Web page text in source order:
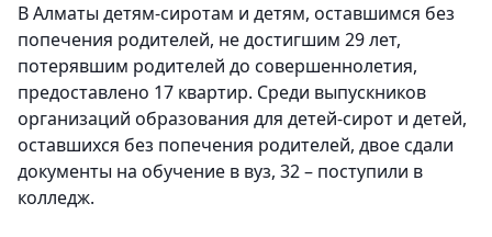
В Алматы детям-сиротам и детям, оставшимся без
попечения родителей, не достигшим 29 лет,
потерявшим родителей до совершеннолетия,
предоставлено 17 квартир. Среди выпускников
организаций образования для детей-сирот и детей,
оставшихся без попечения родителей, двое сдали
документы на обучение в вуз, 32 – поступили в
колледж.